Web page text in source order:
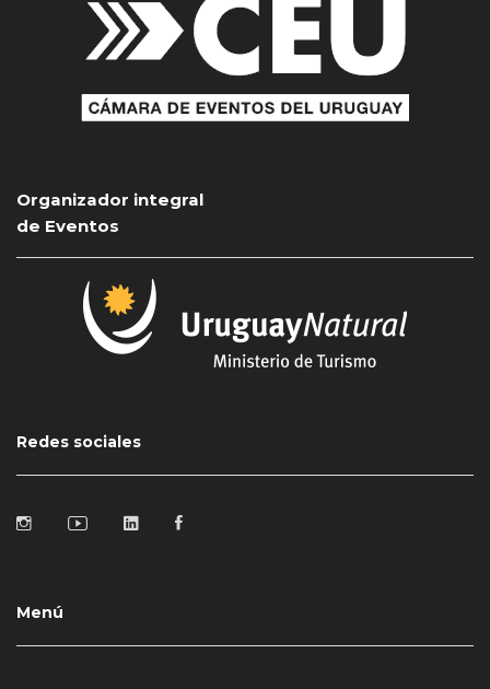
Organizador integral
de Eventos
Redes sociales
Menú